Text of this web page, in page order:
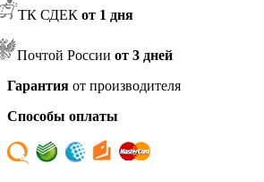
ТК СДЕК от 1 дня
Почтой России от 3 дней
Гарантия от производителя
Способы оплаты